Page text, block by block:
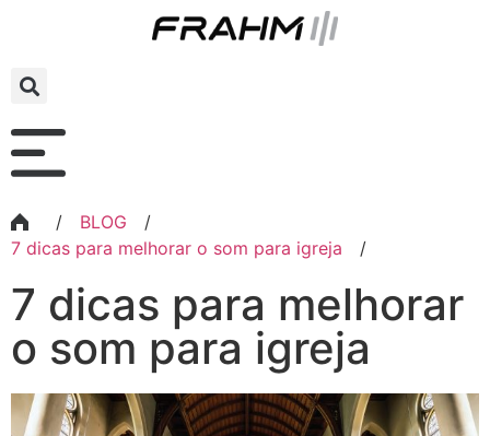
/ BLOG
/
7 dicas para melhorar o som para igreja
/
7 dicas para melhorar
o som para igreja